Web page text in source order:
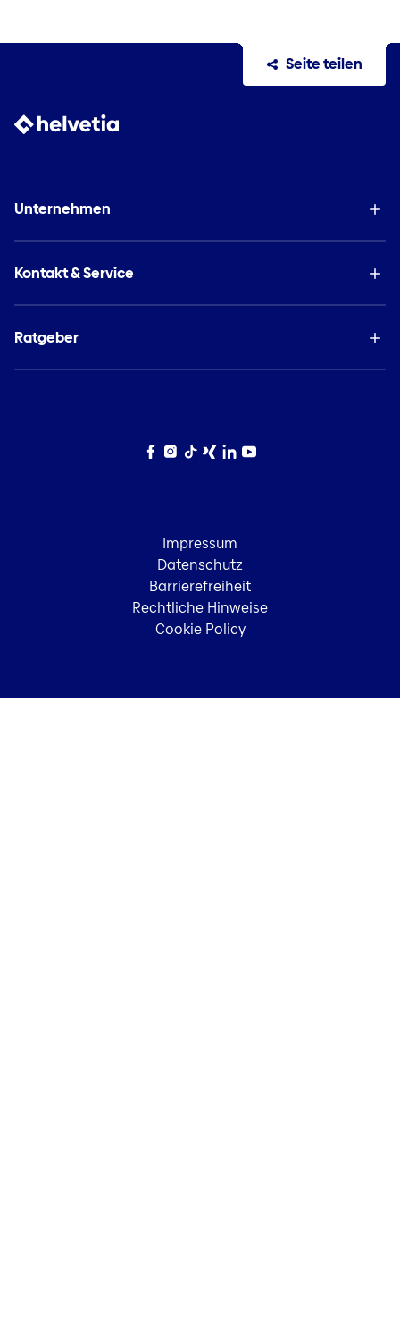
Seite teilen
Unternehmen
Kontakt & Service
Ratgeber
Facebook
Instagram
TikTokXingLinkedIn
YouTube
Impressum
Datenschutz
Barrierefreiheit
Rechtliche Hinweise
Cookie Policy